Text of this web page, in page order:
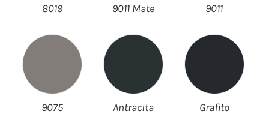
8019 9011 Mate 9011
9075 Antracita Grafito